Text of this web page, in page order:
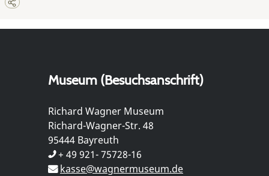
Museum (Besuchsanschrift)
Richard Wagner Museum
Richard-Wagner-Str. 48
95444 Bayreuth
+ 49 921- 75728-16
kasse@wagnermuseum.de